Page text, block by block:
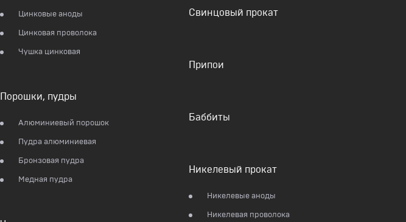
Цинковые аноды
Цинковая проволока
Чушка цинковая
Порошки, пудры
Алюминиевый порошок
Пудра алюминиевая
Бронзовая пудра
Медная пудра
Свинцовый прокат
Припои
Баббиты
Никелевый прокат
Никелевые аноды
Никелевая проволока